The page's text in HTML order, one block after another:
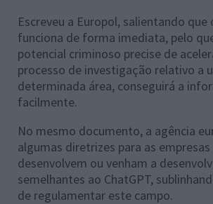
Escreveu a Europol, salientando que
funciona de forma imediata, pelo
potencial criminoso precise de
processo de investigação relativo a
determinada área, conseguirá a
facilmente.
No mesmo documento, a agência
algumas diretrizes para as
desenvolvem ou venham a
semelhantes ao ChatGPT,
de regulamentar este campo.